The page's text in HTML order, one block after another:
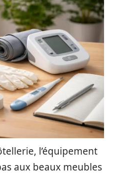
l’équipement
aux beaux meubles